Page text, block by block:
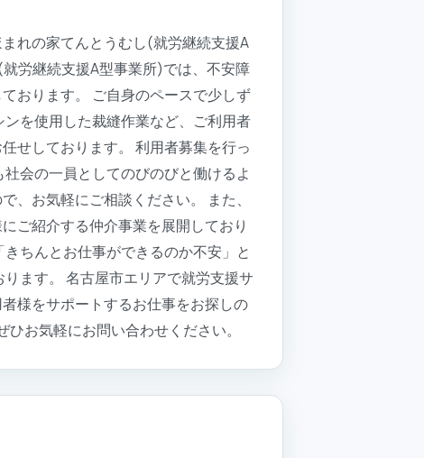
れの家てんとうむし(就労継続支援A
労継続支援A型事業所)では、不安障
おります。 ご自身のペースで少しず
を使用した裁縫作業など、ご利用者
せしております。 利用者募集を行っ
会の一員としてのびのびと働けるよ
、お気軽にご相談ください。 また、
ご紹介する仲介事業を展開しており
ちんとお仕事ができるのか不安」と
ます。 名古屋市エリアで就労支援サ
様をサポートするお仕事をお探しの
お気軽にお問い合わせください。